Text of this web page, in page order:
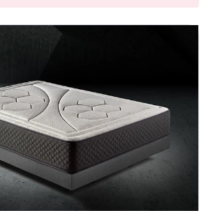
especial
colchones
120x180cm
colchones
120x190cm
colchones
120x200cm
colchones
120x210cm-
especial